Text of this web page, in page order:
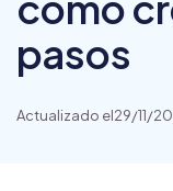
pasos
Actualizado el29/11/